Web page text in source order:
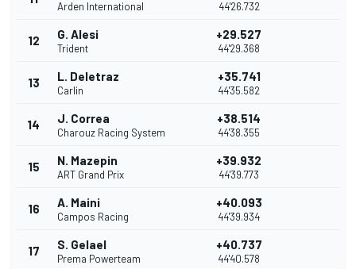
Arden International 44'26.732
12 G. Alesi
Trident
+29.527
44'29.368
13 L. Deletraz
Carlin
+35.741
44'35.582
14 J. Correa
Charouz Racing System
+38.514
44'38.355
15 N. Mazepin
ART Grand Prix
+39.932
44'39.773
16 A. Maini
Campos Racing
+40.093
44'39.934
17 S. Gelael
Prema Powerteam
+40.737
44'40.578